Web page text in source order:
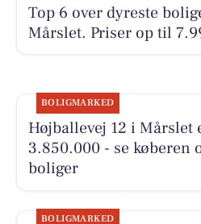
Top 6 over dyreste
Mårslet. Priser op til
BOLIGMARKED
Højballevej 12 i Mårslet
3.850.000 - se køberen
boliger
BOLIGMARKED